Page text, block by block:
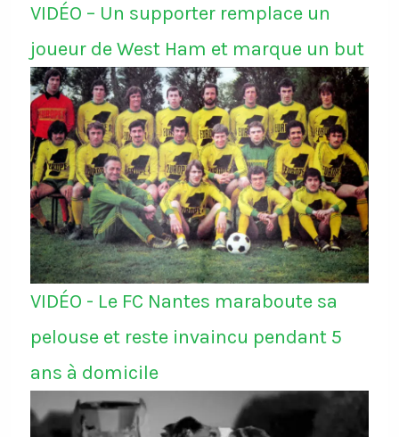
VIDÉO – Un supporter remplace un
joueur de West Ham et marque un but
VIDÉO - Le FC Nantes maraboute sa
pelouse et reste invaincu pendant 5
ans à domicile